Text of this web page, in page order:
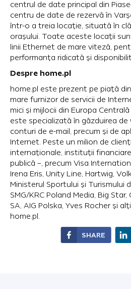
centrul de date principal din
centru de date de rezervă în
într-o a treia locație, situată în
orașului. Toate aceste locații
linii Ethernet de mare viteză,
performanța ridicată și
Despre home.pl
home.pl este prezent pe piață
mare furnizor de servicii de
mici și mijlocii din Europa
este specializată în găzduirea de
conturi de e-mail, precum și de
Internet. Peste un milion de
internaționale, instituții
publică –, precum Visa
Irena Eris, Unity Line, Hartwig,
Ministerul Sportului și Turismului
SMG/KRC Poland Media, Big
SA, AIG Polska, Yves Rocher și
home.pl.
SHARE